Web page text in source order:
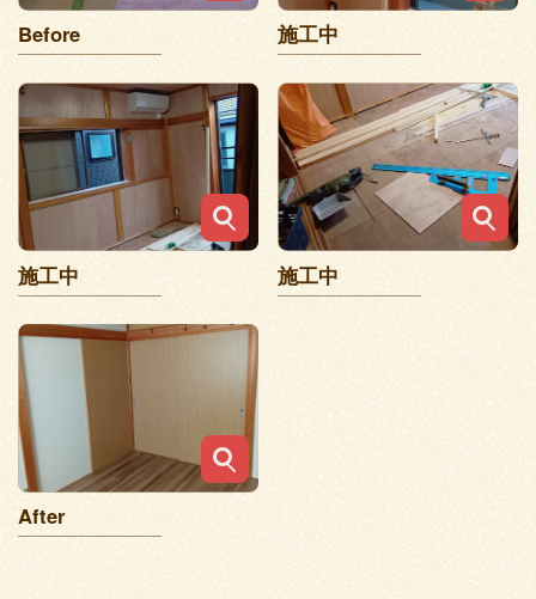
Before 施工中
施工中 施工中
After